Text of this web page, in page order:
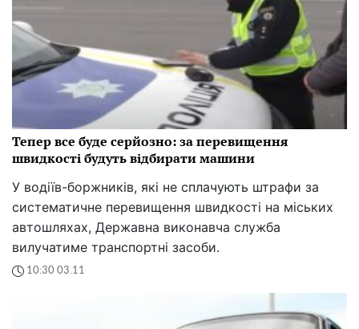
Тепер все буде серйозно: за перевищення
швидкості будуть відбирати машини
У водіїв-боржників, які не сплачують штрафи за
систематичне перевищення швидкості на міських
автошляхах, Державна виконавча служба
вилучатиме транспортні засоби.
10:30 03.11